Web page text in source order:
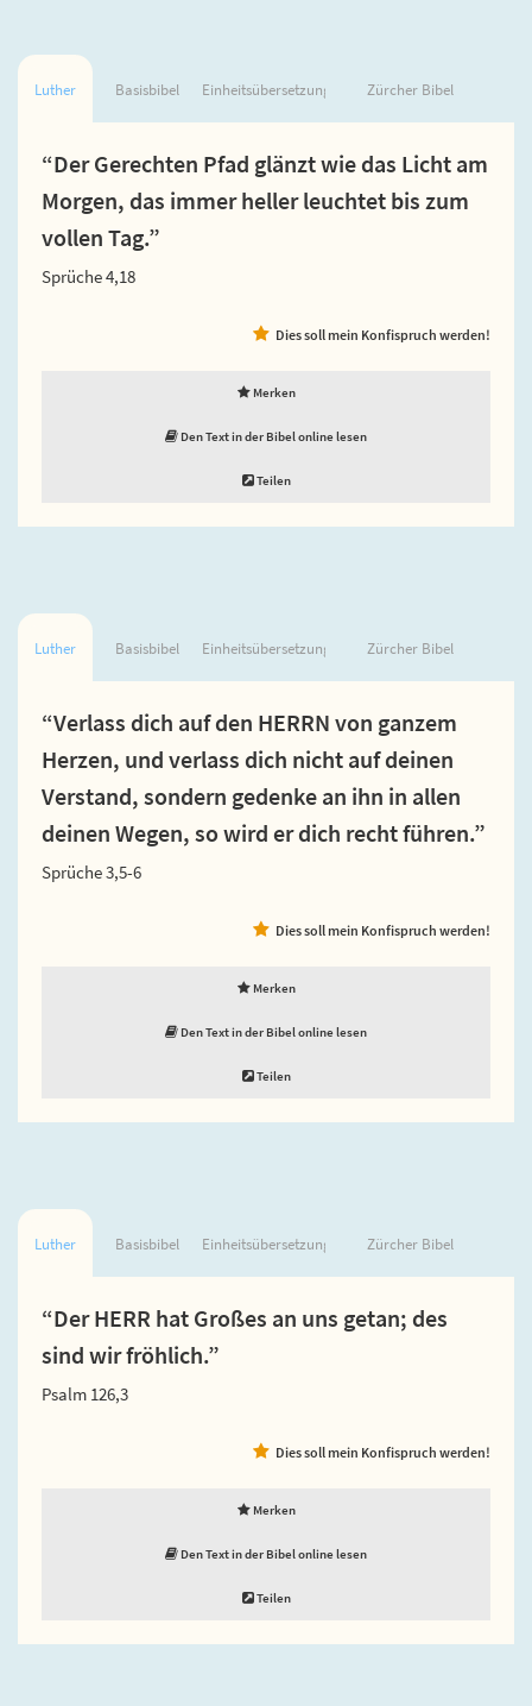
Luther Basisbibel Einheitsübersetzung Zürcher Bibel
“Der Gerechten Pfad glänzt wie das Licht am
Morgen, das immer heller leuchtet bis zum
vollen Tag.”
Sprüche 4,18
Dies soll mein Konfispruch werden!
Merken
Den Text in der Bibel online lesen
Teilen
Luther Basisbibel Einheitsübersetzung Zürcher Bibel
“Verlass dich auf den HERRN von ganzem
Herzen, und verlass dich nicht auf deinen
Verstand, sondern gedenke an ihn in allen
deinen Wegen, so wird er dich recht führen.”
Sprüche 3,5-6
Dies soll mein Konfispruch werden!
Merken
Den Text in der Bibel online lesen
Teilen
Luther Basisbibel Einheitsübersetzung Zürcher Bibel
“Der HERR hat Großes an uns getan; des
sind wir fröhlich.”
Psalm 126,3
Dies soll mein Konfispruch werden!
Merken
Den Text in der Bibel online lesen
Teilen